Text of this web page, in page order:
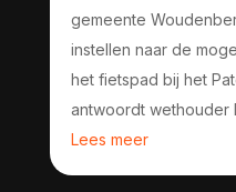
gemeente
instellen naar de
het fietspad bij het
antwoordt wethouder
Lees meer